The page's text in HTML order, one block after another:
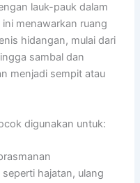
lauk-pauk dalam
menawarkan ruang
hidangan, mulai dari
sambal dan
menjadi sempit atau
digunakan untuk:
hajatan, ulang